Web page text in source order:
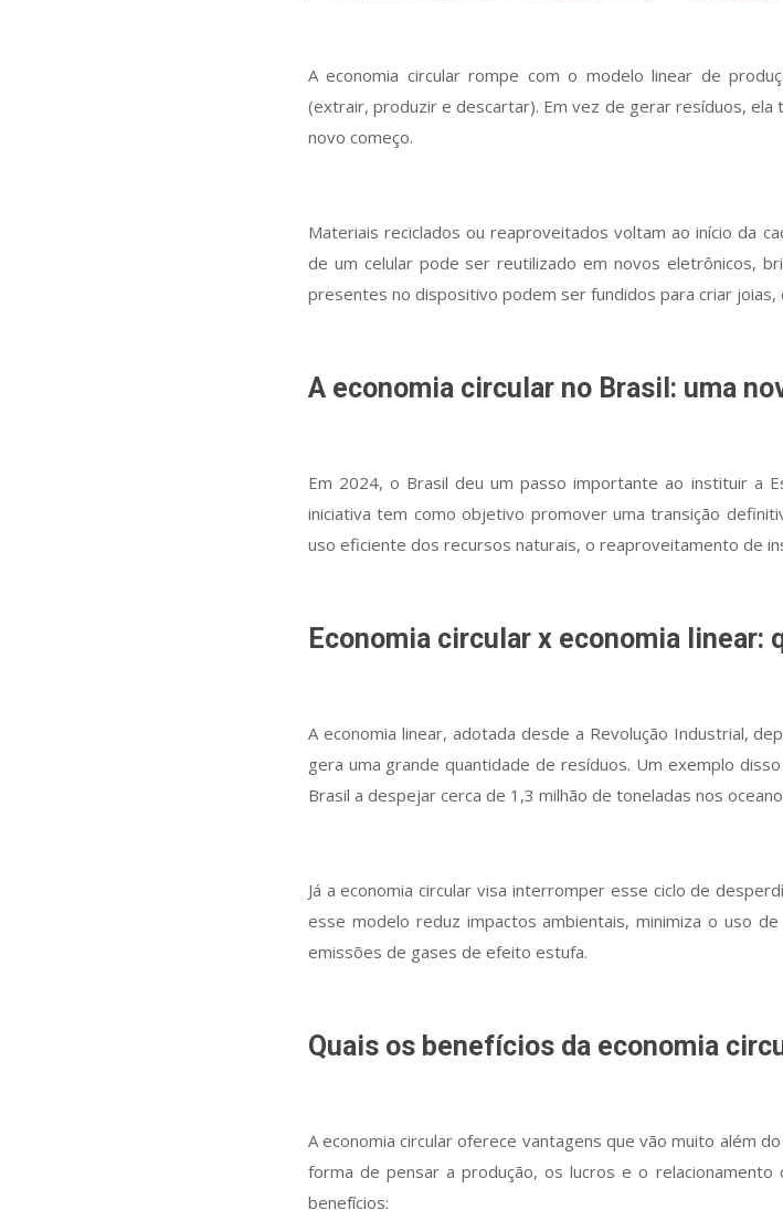
A economia circular rompe com o modelo linear de
(extrair, produzir e descartar). Em vez de gerar resíduos,
novo começo.
Materiais reciclados ou reaproveitados voltam ao início da
de um celular pode ser reutilizado em novos eletrônicos,
presentes no dispositivo podem ser fundidos para criar joias,
A economia circular no Brasil: uma
Em 2024, o Brasil deu um passo importante ao instituir a
iniciativa tem como objetivo promover uma transição
uso eficiente dos recursos naturais, o reaproveitamento de
Economia circular x economia linear:
A economia linear, adotada desde a Revolução Industrial,
gera uma grande quantidade de resíduos. Um exemplo
Brasil a despejar cerca de 1,3 milhão de toneladas nos
Já a economia circular visa interromper esse ciclo de
esse modelo reduz impactos ambientais, minimiza o uso
emissões de gases de efeito estufa.
Quais os benefícios da economia
A economia circular oferece vantagens que vão muito além
forma de pensar a produção, os lucros e o relacionamento
benefícios: